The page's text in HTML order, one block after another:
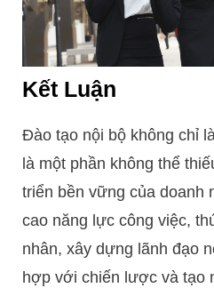
Kết Luận
Đào tạo nội bộ không chỉ
là một phần không thể
triển bền vững của doanh
cao năng lực công việc,
nhân, xây dựng lãnh đạo
hợp với chiến lược và tạo